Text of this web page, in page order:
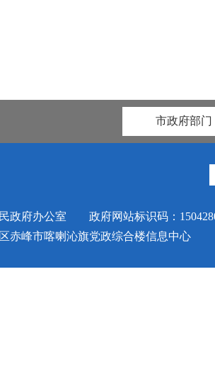
市政府部门
政府办公室 政府网站标识码：
赤峰市喀喇沁旗党政综合楼信息中心